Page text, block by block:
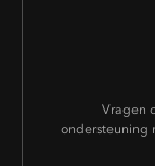
Vragen
ondersteuning